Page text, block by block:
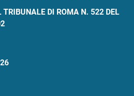
TRIBUNALE DI ROMA N. 522 DEL